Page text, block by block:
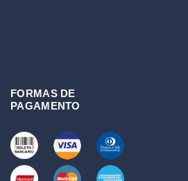
FORMAS DE
PAGAMENTO